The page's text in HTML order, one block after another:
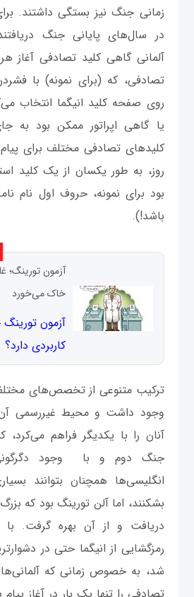
زمانی جنگ نیز بستگی داشتند.
در سال‌های پایانی جنگ
آلمانی گاهی کلید تصادفی آغاز
تصادفی، که (برای نمونه) با
یا گاهی اپراتور ممکن بود به
کلیدهای تصادفی مختلف برای
روز، به طور یکسان از یک کلید
بود برای نمونه، حروف اول نام
باشد!).
آزمون تورینگ؛
خاک می‌خورد
آزمون
کاربردی دارد؟
ترکیب متنوعی از تخصص‌های
وجود داشت و محیط غیررسمی
آنان را با یکدیگر فراهم
جنگ دوم و با وجود دگرگونی
انگلیسی‌ها همچنان بتوانند
بشکنند، اما آلن تورینگ بود که
دریافت و از آن بهره گرفت.
رمزگشایی از انیگما حتی در
شد، به خصوص زمانی که آلمانی‌ها